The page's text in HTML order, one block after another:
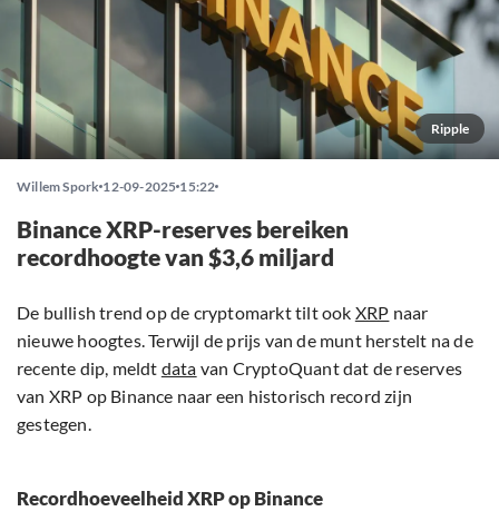
Ripple
Willem Spork 12-09-2025 15:22
Binance XRP-reserves bereiken
recordhoogte van $3,6 miljard
De bullish trend op de cryptomarkt tilt ook XRP naar
nieuwe hoogtes. Terwijl de prijs van de munt herstelt na de
recente dip, meldt data van CryptoQuant dat de reserves
van XRP op Binance naar een historisch record zijn
gestegen.
Recordhoeveelheid XRP op Binance